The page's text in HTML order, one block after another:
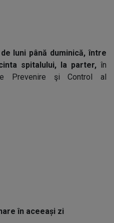
luni până duminică, între
spitalului, la parter, în
Prevenire şi Control al
în aceeași zi